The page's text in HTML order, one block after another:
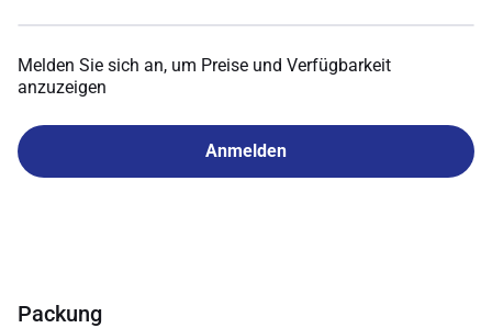
Melden Sie sich an, um Preise und Verfügbarkeit
anzuzeigen
Anmelden
Packung